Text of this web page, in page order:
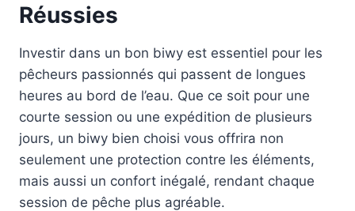
Réussies
Investir dans un bon biwy est essentiel pour les
pêcheurs passionnés qui passent de longues
heures au bord de l’eau. Que ce soit pour une
courte session ou une expédition de plusieurs
jours, un biwy bien choisi vous offrira non
seulement une protection contre les éléments,
mais aussi un confort inégalé, rendant chaque
session de pêche plus agréable.